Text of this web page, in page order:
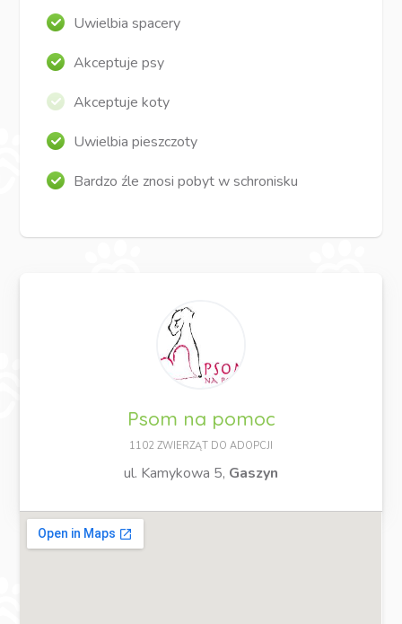
Uwielbia spacery
Akceptuje psy
Akceptuje koty
Uwielbia pieszczoty
Bardzo źle znosi pobyt w schronisku
Psom na pomoc
1102 ZWIERZĄT DO ADOPCJI
ul. Kamykowa 5, Gaszyn